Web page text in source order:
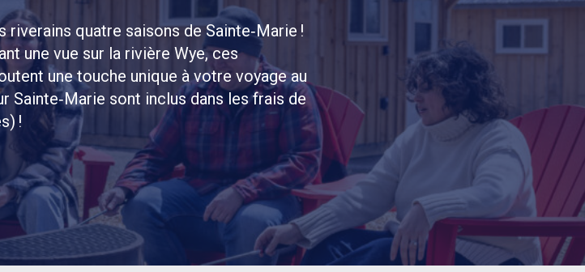
riverains quatre saisons de Sainte‑Marie !
une vue sur la rivière Wye, ces
une touche unique à votre voyage au
Sainte‑Marie sont inclus dans les frais de
!